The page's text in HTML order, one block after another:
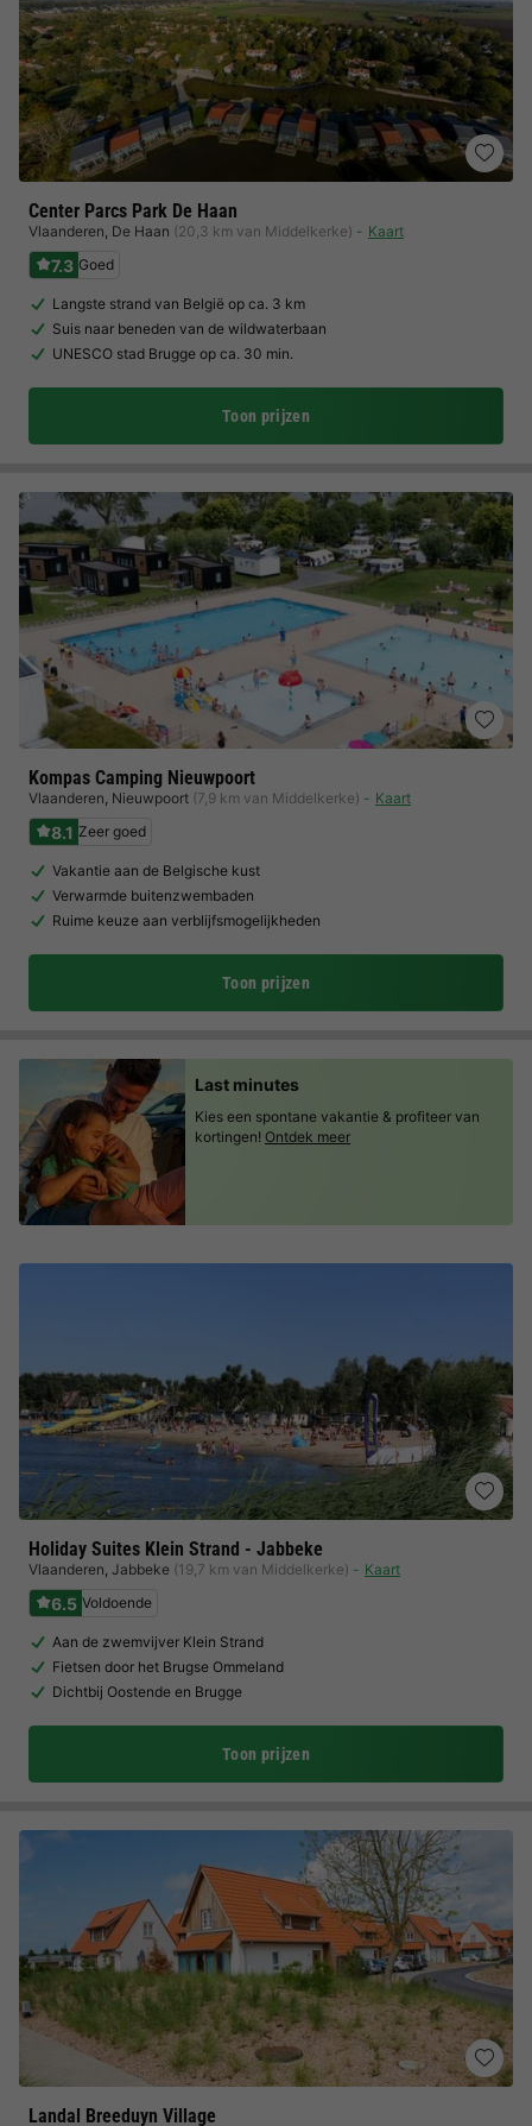
Center Parcs Park De Haan
Vlaanderen, De Haan (20,3 km van Middelkerke) Kaart
7.3 Goed
Langste strand van België op ca. 3 km
Suis naar beneden van de wildwaterbaan
UNESCO stad Brugge op ca. 30 min.
Toon prijzen
Kompas Camping Nieuwpoort
Vlaanderen, Nieuwpoort (7,9 km van Middelkerke) Kaart
8.1 Zeer goed
Vakantie aan de Belgische kust
Verwarmde buitenzwembaden
Ruime keuze aan verblijfsmogelijkheden
Toon prijzen
Holiday Suites Klein Strand - Jabbeke
Vlaanderen, Jabbeke (19,7 km van Middelkerke) Kaart
6.5 Voldoende
Aan de zwemvijver Klein Strand
Fietsen door het Brugse Ommeland
Dichtbij Oostende en Brugge
Toon prijzen
Landal Breeduyn Village
Last minutes
Kies een spontane vakantie & profiteer van
kortingen! Ontdek meer